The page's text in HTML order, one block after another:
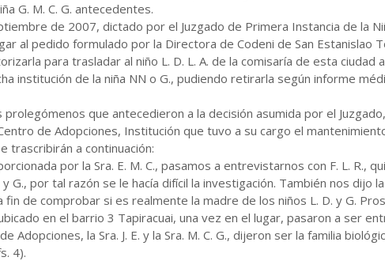
G. M. C. G. antecedentes.
de 2007, dictado por el Juzgado de Primera Instancia de la
al pedido formulado por la Directora de Codeni de San Estanislao
para trasladar al niño L. D. L. A. de la comisaría de esta ciudad
institución de la niña NN o G., pudiendo retirarla según informe
que antecedieron a la decisión asumida por el
de Adopciones, Institución que tuvo a su cargo el
trascribirán a continuación:
por la Sra. E. M. C., pasamos a entrevistarnos con F. L. R.,
G., por tal razón se le hacía difícil la investigación. También nos dijo
fin de comprobar si es realmente la madre de los niños L. D. y G.
ubicado en el barrio 3 Tapiracuai, una vez en el lugar, pasaron a ser
Adopciones, la Sra. J. E. y la Sra. M. C. G., dijeron ser la familia
4).